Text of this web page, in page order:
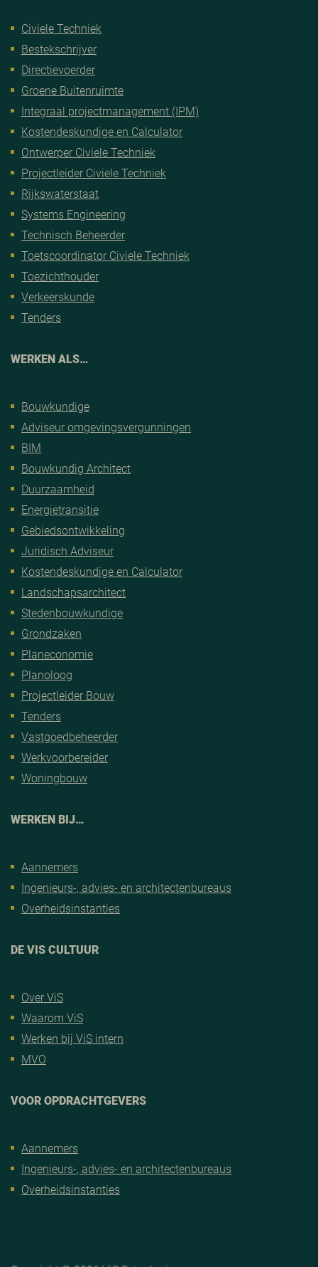
Civiele Techniek
Bestekschrijver
Directievoerder
Groene Buitenruimte
Integraal projectmanagement (IPM)
Kostendeskundige en Calculator
Ontwerper Civiele Techniek
Projectleider Civiele Techniek
Rijkswaterstaat
Systems Engineering
Technisch Beheerder
Toetscoordinator Civiele Techniek
Toezichthouder
Verkeerskunde
Tenders
WERKEN ALS…
Bouwkundige
Adviseur omgevingsvergunningen
BIM
Bouwkundig Architect
Duurzaamheid
Energietransitie
Gebiedsontwikkeling
Juridisch Adviseur
Kostendeskundige en Calculator
Landschapsarchitect
Stedenbouwkundige
Grondzaken
Planeconomie
Planoloog
Projectleider Bouw
Tenders
Vastgoedbeheerder
Werkvoorbereider
Woningbouw
WERKEN BIJ…
Aannemers
Ingenieurs-, advies- en architectenbureaus
Overheidsinstanties
DE VIS CULTUUR
Over ViS
Waarom ViS
Werken bij ViS intern
MVO
VOOR OPDRACHTGEVERS
Aannemers
Ingenieurs-, advies- en architectenbureaus
Overheidsinstanties